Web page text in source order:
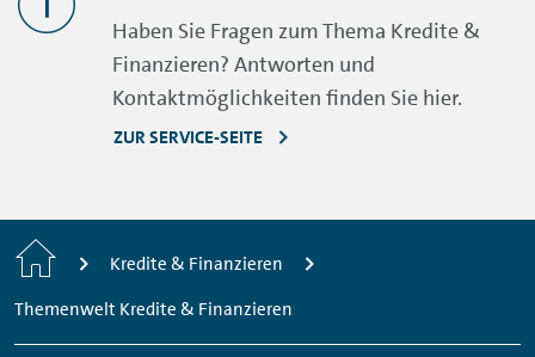
Haben Sie Fragen zum Thema Kredite &
Finanzieren? Antworten und
Kontaktmöglichkeiten finden Sie hier.
ZUR SERVICE-SEITE
Home
Kredite & Finanzieren
Themenwelt Kredite & Finanzieren